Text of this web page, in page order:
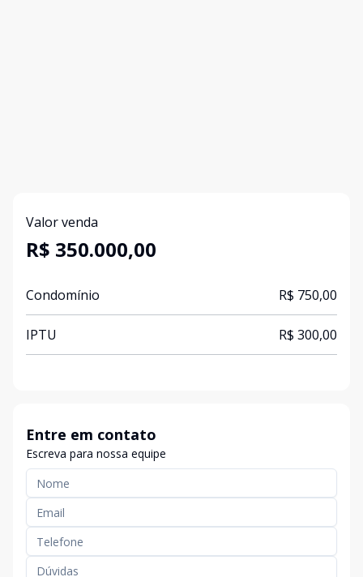
Valor venda
R$ 350.000,00
Condomínio R$ 750,00
IPTU R$ 300,00
Entre em contato
Escreva para nossa equipe